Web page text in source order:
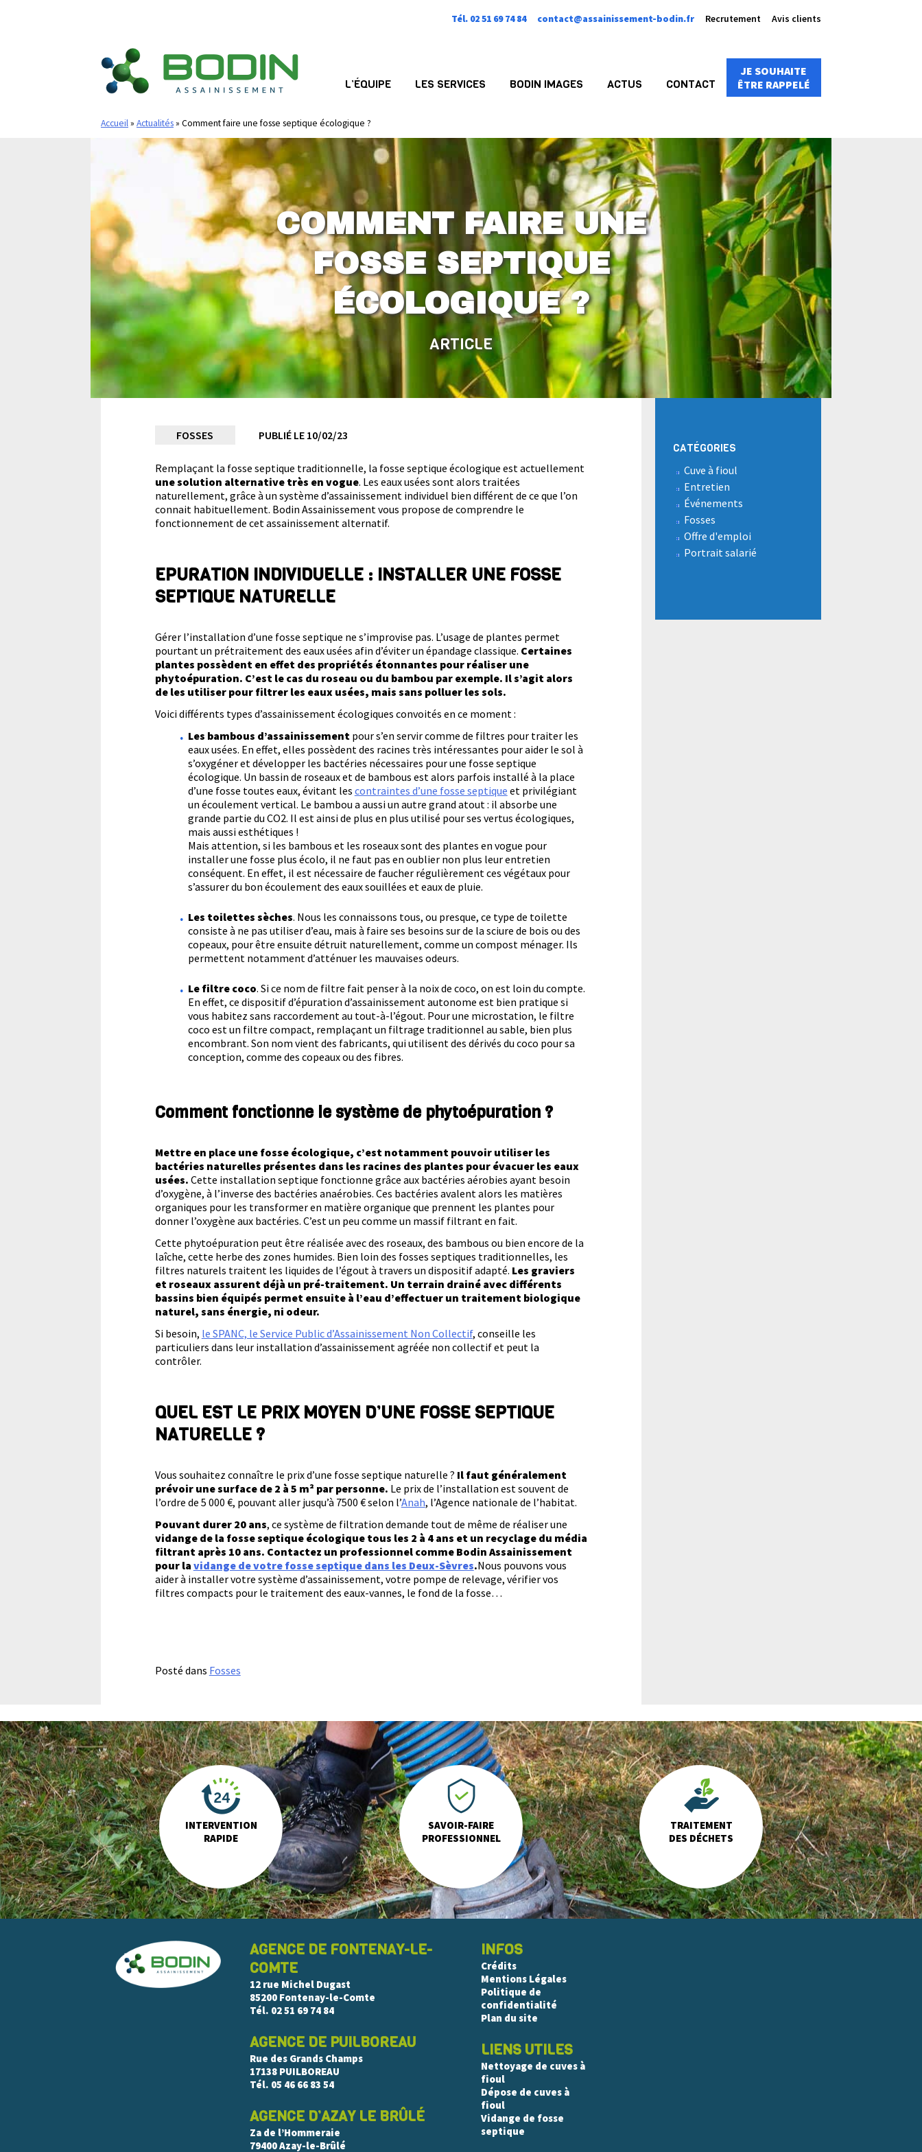
Tél. 02 51 69 74 84 contact@assainissement-bodin.fr Recrutement Avis clients
L’ÉQUIPE LES SERVICES BODIN IMAGES ACTUS CONTACT
JE SOUHAITE
ÊTRE RAPPELÉ
Accueil» Actualités» Comment faire une fosse septique écologique ?
COMMENT FAIRE UNE
FOSSE SEPTIQUE
ÉCOLOGIQUE ?
ARTICLE
Comment
faire
une
septique
FOSSES PUBLIÉ LE 10/02/23
Remplaçant la fosse septique traditionnelle, la fosse septique écologique est actuellement
une solution alternative très en vogue. Les eaux usées sont alors traitées
naturellement, grâce à un système d’assainissement individuel bien différent de ce que l’on
connait habituellement. Bodin Assainissement vous propose de comprendre le
fonctionnement de cet assainissement alternatif.
EPURATION INDIVIDUELLE : INSTALLER UNE FOSSE
SEPTIQUE NATURELLE
Gérer l’installation d’une fosse septique ne s’improvise pas. L’usage de plantes permet
pourtant un prétraitement des eaux usées afin d’éviter un épandage classique. Certaines
plantes possèdent en effet des propriétés étonnantes pour réaliser une
phytoépuration. C’est le cas du roseau ou du bambou par exemple. Il s’agit alors
de les utiliser pour filtrer les eaux usées, mais sans polluer les sols.
Voici différents types d’assainissement écologiques convoités en ce moment :
Les bambous d’assainissementpour s’en servir comme de filtres pour traiter les
eaux usées. En effet, elles possèdent des racines très intéressantes pour aider le sol à
s’oxygéner et développer les bactéries nécessaires pour une fosse septique
écologique. Un bassin de roseaux et de bambous est alors parfois installé à la place
d’une fosse toutes eaux, évitant les contraintes d’une fosse septique et privilégiant
un écoulement vertical. Le bambou a aussi un autre grand atout : il absorbe une
grande partie du CO2. Il est ainsi de plus en plus utilisé pour ses vertus écologiques,
mais aussi esthétiques !
Mais attention, si les bambous et les roseaux sont des plantes en vogue pour
installer une fosse plus écolo, il ne faut pas en oublier non plus leur entretien
conséquent. En effet, il est nécessaire de faucher régulièrement ces végétaux pour
s’assurer du bon écoulement des eaux souillées et eaux de pluie.
Les toilettes sèches. Nous les connaissons tous, ou presque, ce type de toilette
consiste à ne pas utiliser d’eau, mais à faire ses besoins sur de la sciure de bois ou des
copeaux, pour être ensuite détruit naturellement, comme un compost ménager. Ils
permettent notamment d’atténuer les mauvaises odeurs.
Le filtre coco. Si ce nom de filtre fait penser à la noix de coco, on est loin du compte.
En effet, ce dispositif d’épuration d’assainissement autonome est bien pratique si
vous habitez sans raccordement au tout-à-l’égout. Pour une microstation, le filtre
coco est un filtre compact, remplaçant un filtrage traditionnel au sable, bien plus
encombrant. Son nom vient des fabricants, qui utilisent des dérivés du coco pour sa
conception, comme des copeaux ou des fibres.
Comment fonctionne le système de phytoépuration ?
Mettre en place une fosse écologique, c’est notamment pouvoir utiliser les
bactéries naturelles présentes dans les racines des plantes pour évacuer les eaux
usées. Cette installation septique fonctionne grâce aux bactéries aérobies ayant besoin
d’oxygène, à l’inverse des bactéries anaérobies. Ces bactéries avalent alors les matières
organiques pour les transformer en matière organique que prennent les plantes pour
donner l’oxygène aux bactéries. C’est un peu comme un massif filtrant en fait.
Cette phytoépuration peut être réalisée avec des roseaux, des bambous ou bien encore de la
laîche, cette herbe des zones humides. Bien loin des fosses septiques traditionnelles, les
filtres naturels traitent les liquides de l’égout à travers un dispositif adapté. Les graviers
et roseaux assurent déjà un pré-traitement. Un terrain drainé avec différents
bassins bien équipés permet ensuite à l’eau d’effectuer un traitement biologique
naturel, sans énergie, ni odeur.
Si besoin, le SPANC, le Service Public d’Assainissement Non Collectif, conseille les
particuliers dans leur installation d’assainissement agréée non collectif et peut la
contrôler.
QUEL EST LE PRIX MOYEN D’UNE FOSSE SEPTIQUE
NATURELLE ?
Vous souhaitez connaître le prix d’une fosse septique naturelle ? Il faut généralement
prévoir une surface de 2 à 5 m² par personne. Le prix de l’installation est souvent de
l’ordre de 5 000 €, pouvant aller jusqu’à 7500 € selon l’Anah, l’Agence nationale de l’habitat.
Pouvant durer 20 ans, ce système de filtration demande tout de même de réaliser une
vidange de la fosse septique écologique tous les 2 à 4 ans et un recyclage du média
filtrant après 10 ans. Contactez un professionnel comme Bodin Assainissement
pour la vidange de votre fosse septique dans les Deux-Sèvres.Nous pouvons vous
aider à installer votre système d’assainissement, votre pompe de relevage, vérifier vos
filtres compacts pour le traitement des eaux-vannes, le fond de la fosse…
Posté dans Fosses
CATÉGORIES
Cuve à fioul
Entretien
Événements
Fosses
Offre d'emploi
Portrait salarié
INTERVENTION
RAPIDE
SAVOIR-FAIRE
PROFESSIONNEL
TRAITEMENT
DES DÉCHETS
AGENCE DE FONTENAY-LE-
COMTE
12 rue Michel Dugast
85200 Fontenay-le-Comte
Tél. 02 51 69 74 84
AGENCE DE PUILBOREAU
Rue des Grands Champs
17138 PUILBOREAU
Tél. 05 46 66 83 54
AGENCE D’AZAY LE BRÛLÉ
Za de l’Hommeraie
79400 Azay-le-Brûlé
INFOS
Crédits
Mentions Légales
Politique de
confidentialité
Plan du site
LIENS UTILES
Nettoyage de cuves à
fioul
Dépose de cuves à
fioul
Vidange de fosse
septique